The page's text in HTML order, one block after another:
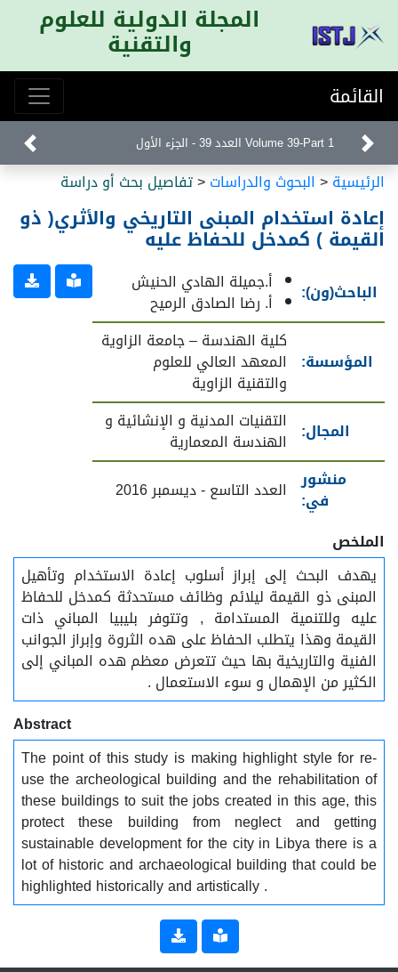
المجلة الدولية للعلوم
والتقنية
القائمة
Volume 39-Part 1 العدد 39 - الجزء الأول
الرئيسية< البحوث والدراسات<تفاصيل بحث أو دراسة
إعادة استخدام المبنى التاريخي والأثري( ذو
القيمة ) كمدخل للحفاظ عليه
الباحث(ون): أ.جميلة الهادي الحنيش
أ. رضا الصادق الرميح
المؤسسة:
كلية الهندسة – جامعة الزاوية
المعهد العالي للعلوم
والتقنية الزاوية
المجال:
التقنيات المدنية و الإنشائية و
الهندسة المعمارية
منشور
في:
العدد التاسع - ديسمبر 2016
الملخص
يهدف البحث إلى إبراز أسلوب إعادة الاستخدام وتأهيل
المبنى ذو القيمة ليلائم وظائف مستحدثة كمدخل للحفاظ
عليه وللتنمية المستدامة , وتتوفر بليبيا المباني ذات
القيمة وهذا يتطلب الحفاظ على هده الثروة وإبراز الجوانب
الفنية والتاريخية بها حيث تتعرض معظم هده المباني إلى
الكثير من الإهمال و سوء الاستعمال .
Abstract
The point of this study is making highlight style for re-
use the archeological building and the rehabilitation of
these buildings to suit the jobs created in this age, this
protect these building from neglect and getting
sustainable development for the city in Libya there is a
lot of historic and archaeological building that could be
highlighted historically and artistically .